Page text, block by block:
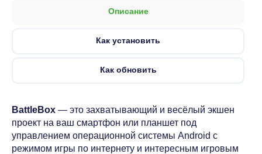
Описание
Как установить
Как обновить
BattleBox — это захватывающий и весёлый экшен
проект на ваш смартфон или планшет под
управлением операционной системы Android с
режимом игры по интернету и интересным игровым